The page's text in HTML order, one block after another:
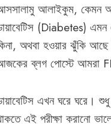
আলাইকুম, কেমন
(Diabetes) এমন
অথবা হওয়ার ঝুঁকি
ব্লগ পোস্টে আমরা
এখন ঘরে ঘরে।
এই পরীক্ষা করানো